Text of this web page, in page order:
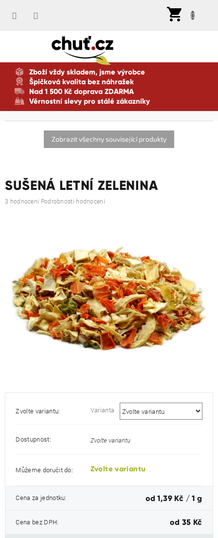
Zboží vždy skladem, jsme výrobce
Špičková kvalita bez náhražek
Nad 1 500 Kč doprava ZDARMA
Věrnostní slevy pro stálé zákazníky
SUŠENÁ LETNÍ ZELENINA
Průměrné
3 hodnocení Podrobnosti hodnocení
Zvolte variantu: Varianta
Dostupnost: Zvolte variantu
Můžeme doručit do: Zvolte variantu
Cena za jednotku:
Měrná
od 1,39 Kč / 1 g
Cena bez DPH: od 35 Kč
Zobrazit všechny související produkty